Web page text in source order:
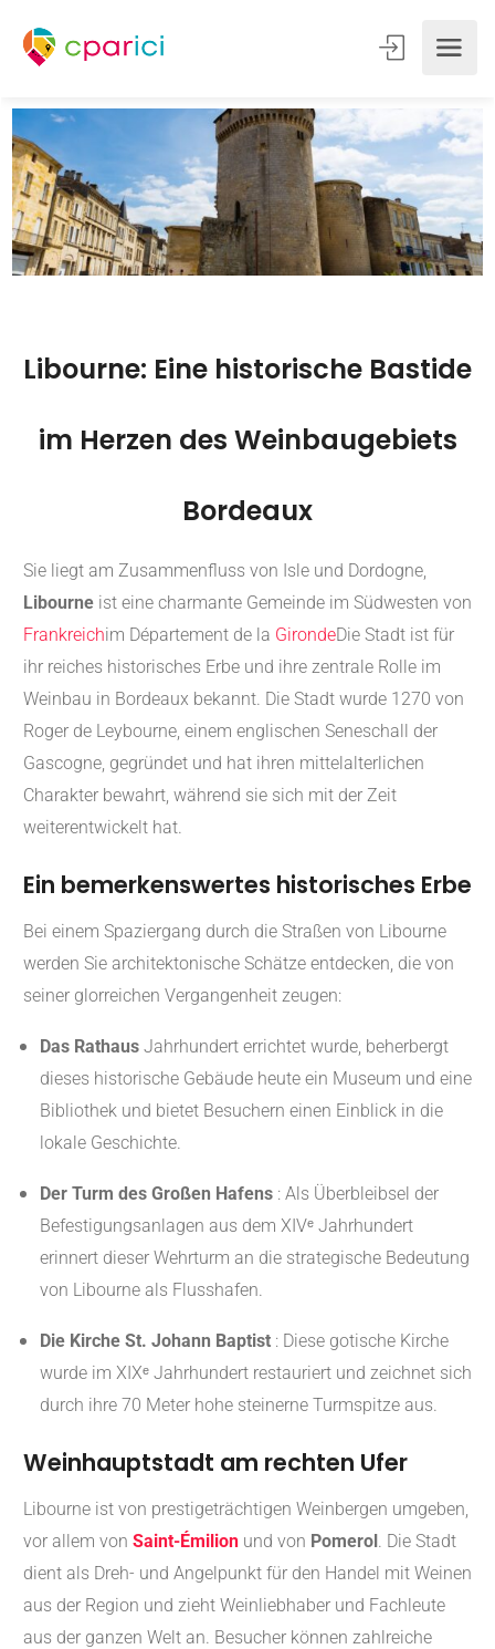
Libourne: Eine historische Bastide
im Herzen des Weinbaugebiets
Bordeaux
Sie liegt am Zusammenfluss von Isle und Dordogne,
Libourne ist eine charmante Gemeinde im Südwesten von
Frankreichim Département de la GirondeDie Stadt ist für
ihr reiches historisches Erbe und ihre zentrale Rolle im
Weinbau in Bordeaux bekannt. Die Stadt wurde 1270 von
Roger de Leybourne, einem englischen Seneschall der
Gascogne, gegründet und hat ihren mittelalterlichen
Charakter bewahrt, während sie sich mit der Zeit
weiterentwickelt hat.
Ein bemerkenswertes historisches Erbe
Bei einem Spaziergang durch die Straßen von Libourne
werden Sie architektonische Schätze entdecken, die von
seiner glorreichen Vergangenheit zeugen:
Das Rathaus Jahrhundert errichtet wurde, beherbergt
dieses historische Gebäude heute ein Museum und eine
Bibliothek und bietet Besuchern einen Einblick in die
lokale Geschichte.
Der Turm des Großen Hafens : Als Überbleibsel der
Befestigungsanlagen aus dem XIVᵉ Jahrhundert
erinnert dieser Wehrturm an die strategische Bedeutung
von Libourne als Flusshafen.
Die Kirche St. Johann Baptist : Diese gotische Kirche
wurde im XIXᵉ Jahrhundert restauriert und zeichnet sich
durch ihre 70 Meter hohe steinerne Turmspitze aus.
Weinhauptstadt am rechten Ufer
Libourne ist von prestigeträchtigen Weinbergen umgeben,
vor allem von Saint-Émilion und von Pomerol . Die Stadt
dient als Dreh- und Angelpunkt für den Handel mit Weinen
aus der Region und zieht Weinliebhaber und Fachleute
aus der ganzen Welt an. Besucher können zahlreiche